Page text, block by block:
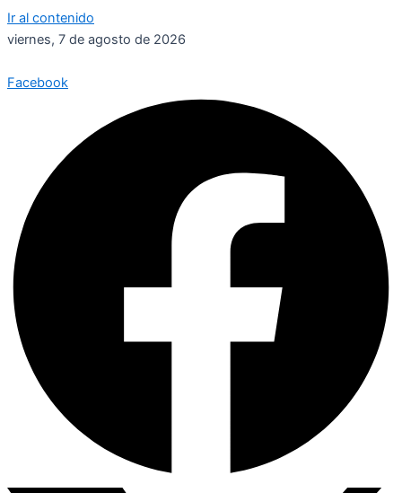
Ir al contenido
viernes, 7 de agosto de 2026
Facebook